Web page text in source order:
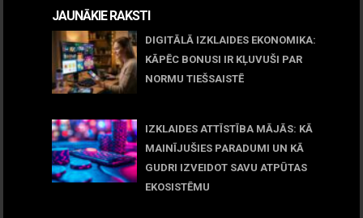
JAUNĀKIE RAKSTI
DIGITĀLĀ IZKLAIDES EKONOMIKA:
KĀPĒC BONUSI IR KĻUVUŠI PAR
NORMU TIEŠSAISTĒ
IZKLAIDES ATTĪSTĪBA MĀJĀS: KĀ
MAINĪJUŠIES PARADUMI UN KĀ
GUDRI IZVEIDOT SAVU ATPŪTAS
EKOSISTĒMU